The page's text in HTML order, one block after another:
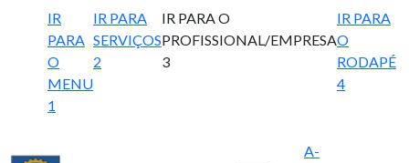
IR
PARA
O
MENU
1
IR PARA
SERVIÇOS
2
IR PARA O
PROFISSIONAL/EMPRESA
3
IR PARA
O
RODAPÉ
4
A-